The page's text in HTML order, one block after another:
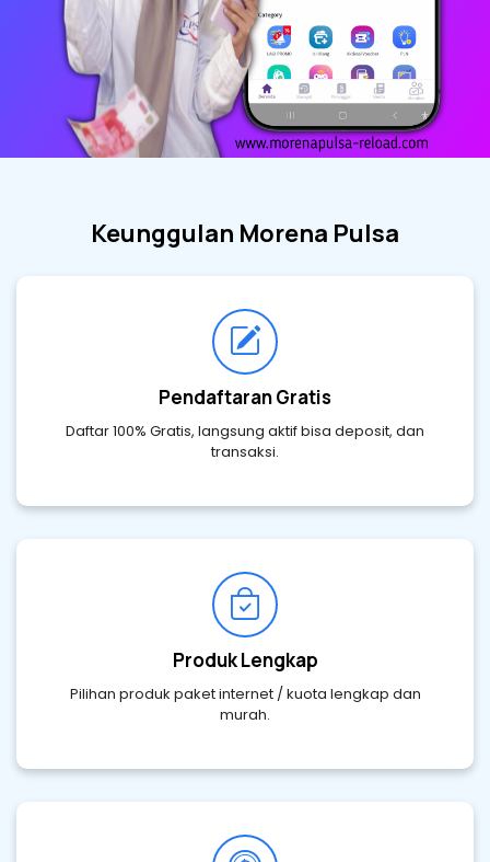
Keunggulan Morena Pulsa
Pendaftaran Gratis
Daftar 100% Gratis, langsung aktif bisa deposit, dan
transaksi.
Produk Lengkap
Pilihan produk paket internet / kuota lengkap dan
murah.